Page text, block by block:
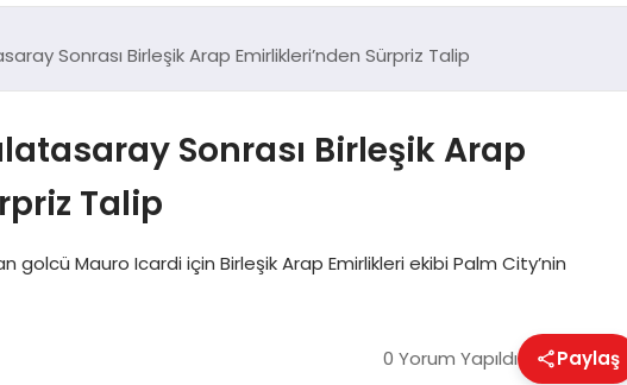
Sonrası Birleşik Arap Emirlikleri’nden Sürpriz Talip
Sonrası Birleşik Arap
Talip
golcü Mauro Icardi için Birleşik Arap Emirlikleri ekibi Palm City’nin
0 Yorum Yapıldı Paylaş